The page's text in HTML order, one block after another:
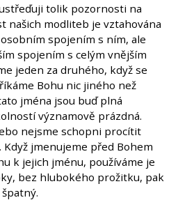
tolik pozornosti na
našich modliteb je vztahována
spojením s ním, ale
spojením s celým vnějším
jeden za druhého, když se
Bohu nic jiného než
jména jsou buď plná
významově prázdná.
nejsme schopni procítit
jmenujeme před Bohem
k jejich jménu, používáme je
bez hlubokého prožitku, pak